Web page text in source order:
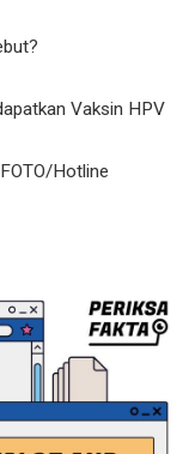
Vaksin HPV
Hotline